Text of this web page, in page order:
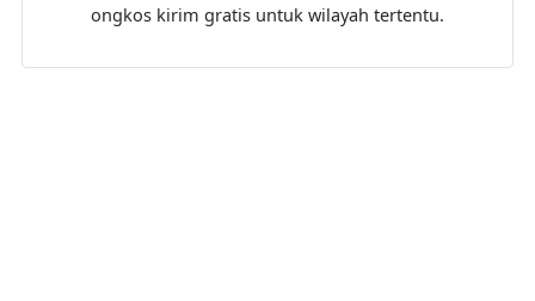
ongkos kirim gratis untuk wilayah tertentu.